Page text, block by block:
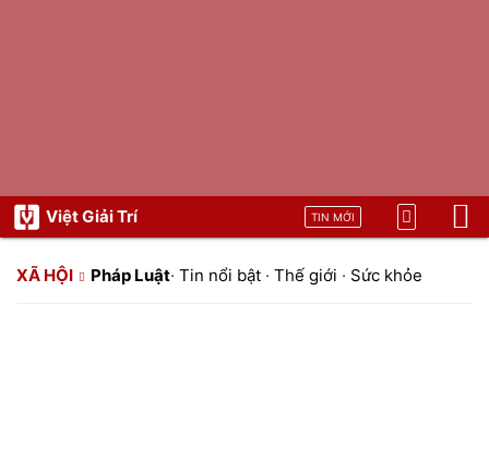
Việt Giải Trí TIN MỚI
XÃ HỘI Pháp Luật· Tin nổi bật · Thế giới · Sức khỏe